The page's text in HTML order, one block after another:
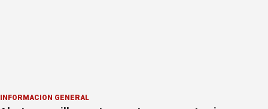
INFORMACION GENERAL